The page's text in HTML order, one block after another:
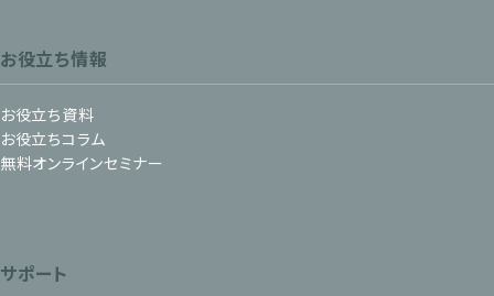
お役立ち情報
お役立ち資料
お役立ちコラム
無料オンラインセミナー
サポート